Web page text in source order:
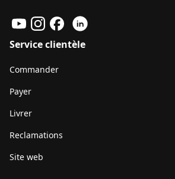
Service clientèle
Commander
Payer
Livrer
Reclamations
Site web